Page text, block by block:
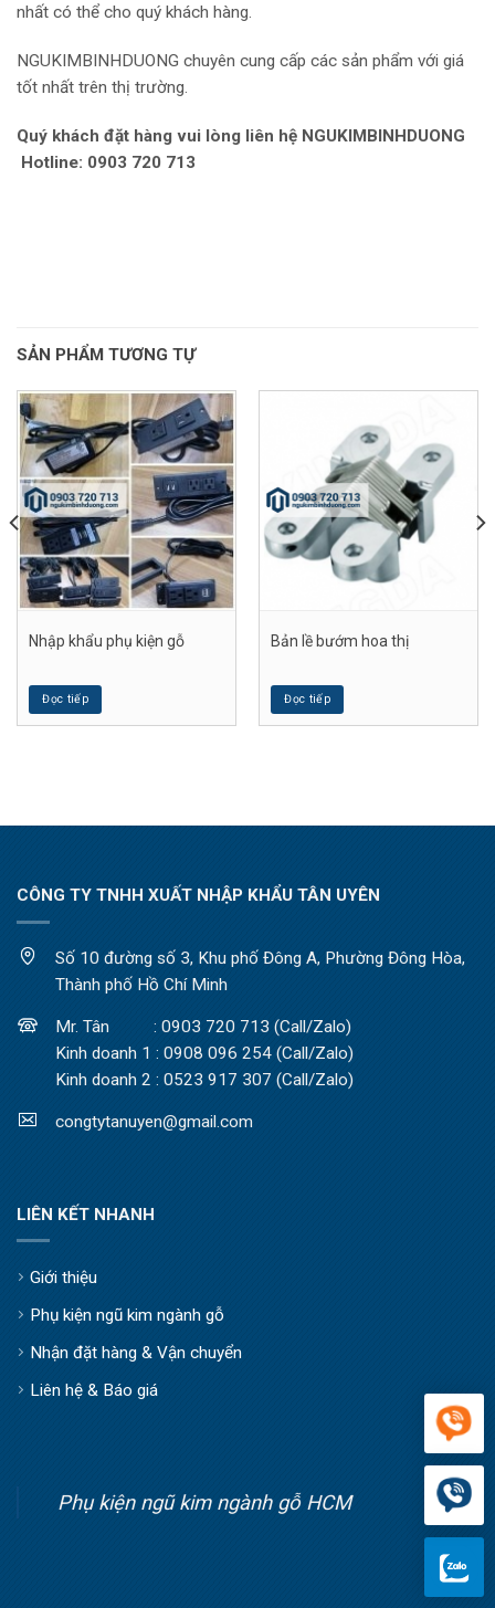
nhất có thể cho quý khách hàng.
NGUKIMBINHDUONG chuyên cung cấp các sản phẩm với giá
tốt nhất trên thị trường.
Quý khách đặt hàng vui lòng liên hệ NGUKIMBINHDUONG
Hotline: 0903 720 713
SẢN PHẨM TƯƠNG TỰ
Nhập khẩu phụ kiện gỗ
Đọc tiếp
Bản lề bướm hoa thị
Đọc tiếp
CÔNG TY TNHH XUẤT NHẬP KHẨU TÂN UYÊN
Số 10 đường số 3, Khu phố Đông A, Phường Đông Hòa,
Thành phố Hồ Chí Minh
Mr. Tân : 0903 720 713 (Call/Zalo)
Kinh doanh 1 : 0908 096 254 (Call/Zalo)
Kinh doanh 2 : 0523 917 307 (Call/Zalo)
congtytanuyen@gmail.com
LIÊN KẾT NHANH
Giới thiệu
Phụ kiện ngũ kim ngành gỗ
Nhận đặt hàng & Vận chuyển
Liên hệ & Báo giá
Phụ kiện ngũ kim ngành gỗ HCM